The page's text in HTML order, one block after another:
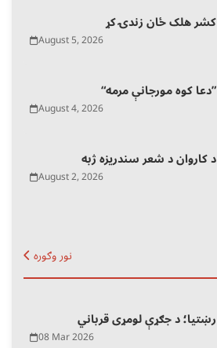
کشر هلک ځان زندۍ کړ
August 5, 2026
“دعا کوه مورجانې مرمه”
August 4, 2026
د کاروان د شعر سندریزه ژبه
August 2, 2026
نور وګوره
رښتیا؛ د جګړې لومړی قرباني
08 Mar 2026